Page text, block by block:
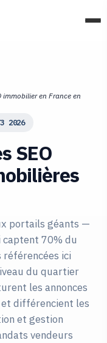
immobilier en France en
2026
SEO
portails géants —
captent 70% du
ici
du quartier
les annonces
et différencient les
et gestion
vendeurs